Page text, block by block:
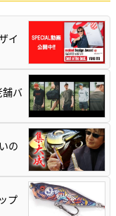
イ
舗バ
の
プ